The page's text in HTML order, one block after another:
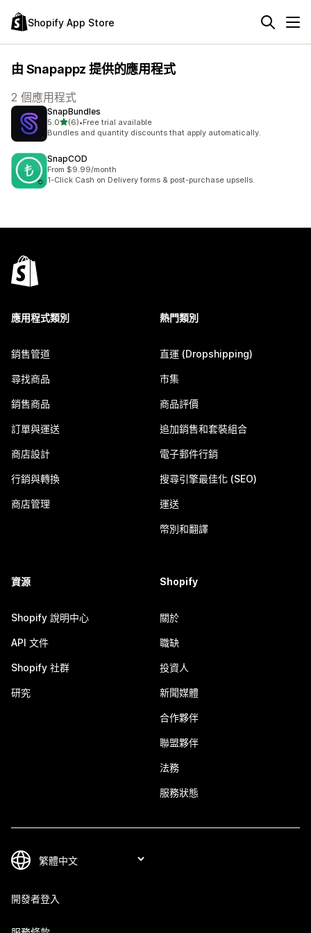
Shopify App Store
由 Snapappz 提供的應用程式
2 個應用程式
SnapBundles
5.0滿分 5 顆星
(6)
共有 6 則評價
•Free trial available
Bundles and quantity discounts that apply automatically.
SnapCOD
From $9.99/month
1-Click Cash on Delivery forms & post-purchase upsells.
應用程式類別
銷售管道
尋找商品
銷售商品
訂單與運送
商店設計
行銷與轉換
商店管理
熱門類別
直運 (Dropshipping)
市集
商品評價
追加銷售和套裝組合
電子郵件行銷
搜尋引擎最佳化 (SEO)
運送
幣別和翻譯
資源
Shopify 說明中心
API 文件
Shopify 社群
研究
Shopify
關於
職缺
投資人
新聞媒體
合作夥伴
聯盟夥伴
法務
服務狀態
開發者登入